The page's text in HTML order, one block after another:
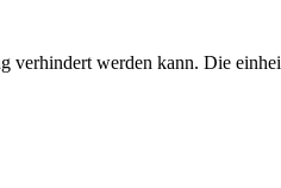
verhindert werden kann. Die